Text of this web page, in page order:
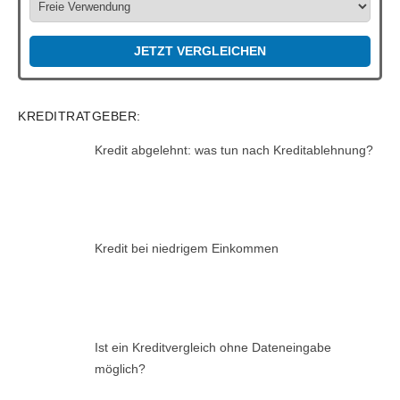
JETZT VERGLEICHEN
KREDITRATGEBER:
Kredit abgelehnt: was tun nach Kreditablehnung?
Kredit bei niedrigem Einkommen
Ist ein Kreditvergleich ohne Dateneingabe
möglich?